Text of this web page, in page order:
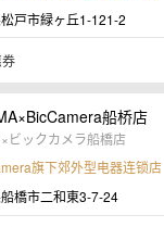
戸市緑ヶ丘1-121-2
船桥店
ビックカメラ船橋店
旗下郊外型电器连锁店
橋市二和東3-7-24